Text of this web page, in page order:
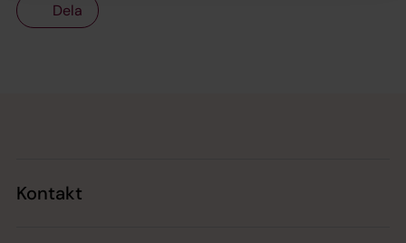
Dela
Kontakt